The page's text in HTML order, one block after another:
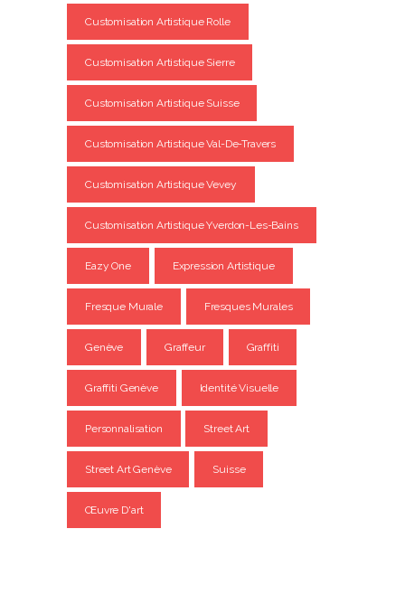
Customisation Artistique Rolle
Customisation Artistique Sierre
Customisation Artistique Suisse
Customisation Artistique Val-De-Travers
Customisation Artistique Vevey
Customisation Artistique Yverdon-Les-Bains
Eazy One Expression Artistique
Fresque Murale Fresques Murales
Genève Graffeur Graffiti
Graffiti Genève Identité Visuelle
Personnalisation Street Art
Street Art Genève Suisse
Œuvre D'art